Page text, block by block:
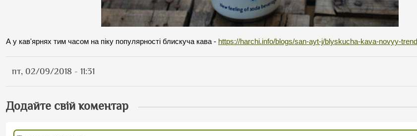
А у кав'ярнях тим часом на піку популярності блискуча кава - https://harchi.info/blogs/san-ayt-j/blyskucha-kava-novyy-trend
пт, 02/09/2018 - 11:31
Додайте свій коментар